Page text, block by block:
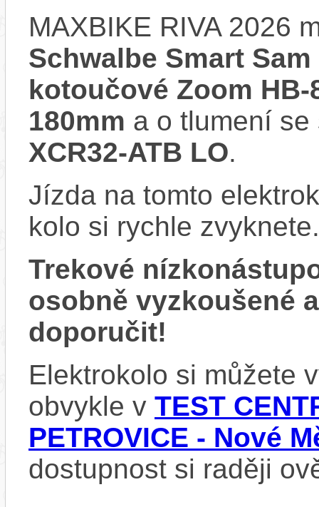
MAXBIKE RIVA 2026
Schwalbe Smart Sam
kotoučové Zoom HB-
180mm a o tlumení
XCR32-ATB LO.
Jízda na tomto
kolo si rychle zvyknete.
Trekové
osobně vyzkoušené
doporučit!
Elektrokolo si můžete
obvykle v TEST
PETROVICE - Nové
dostupnost si raději